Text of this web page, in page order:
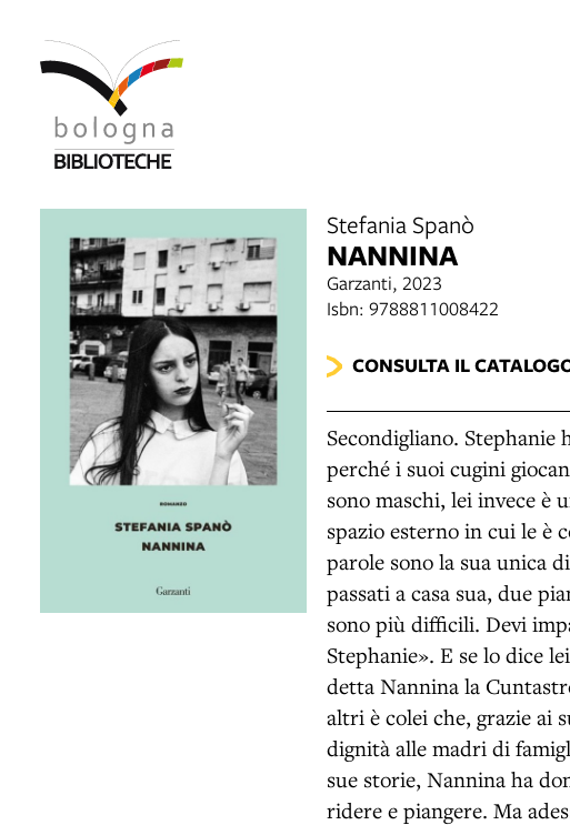
Stefania Spanò
NANNINA
Garzanti, 2023
Isbn: 9788811008422
CONSULTA IL
Secondigliano. Stephanie
perché i suoi cugini
sono maschi, lei invece è
spazio esterno in cui le è
parole sono la sua unica
passati a casa sua, due
sono più difficili. Devi
Stephanie». E se lo dice
detta Nannina la
altri è colei che, grazie
dignità alle madri di
sue storie, Nannina ha
ridere e piangere. Ma